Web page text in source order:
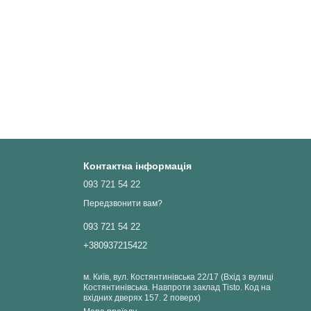
Контактна інформація
093 721 54 22
Передзвонити вам?
093 721 54 22
+380937215422
м. Київ, вул. Костянтинівська 22/17 (Вхід з вулиці
Костянтинівська. Навпроти заклад Tisto. Код на
вхідних дверях 157. 2 поверх)